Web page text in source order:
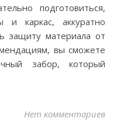
подготовиться,
и каркас, аккуратно
защиту материала от
вы сможете
забор, который
Нет комментариев